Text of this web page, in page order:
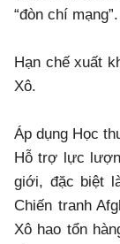
“đòn chí mạng”.
Hạn chế xuất
Xô.
Áp dụng Học
Hỗ trợ lực
giới, đặc biệt
Chiến tranh
Xô hao tổn